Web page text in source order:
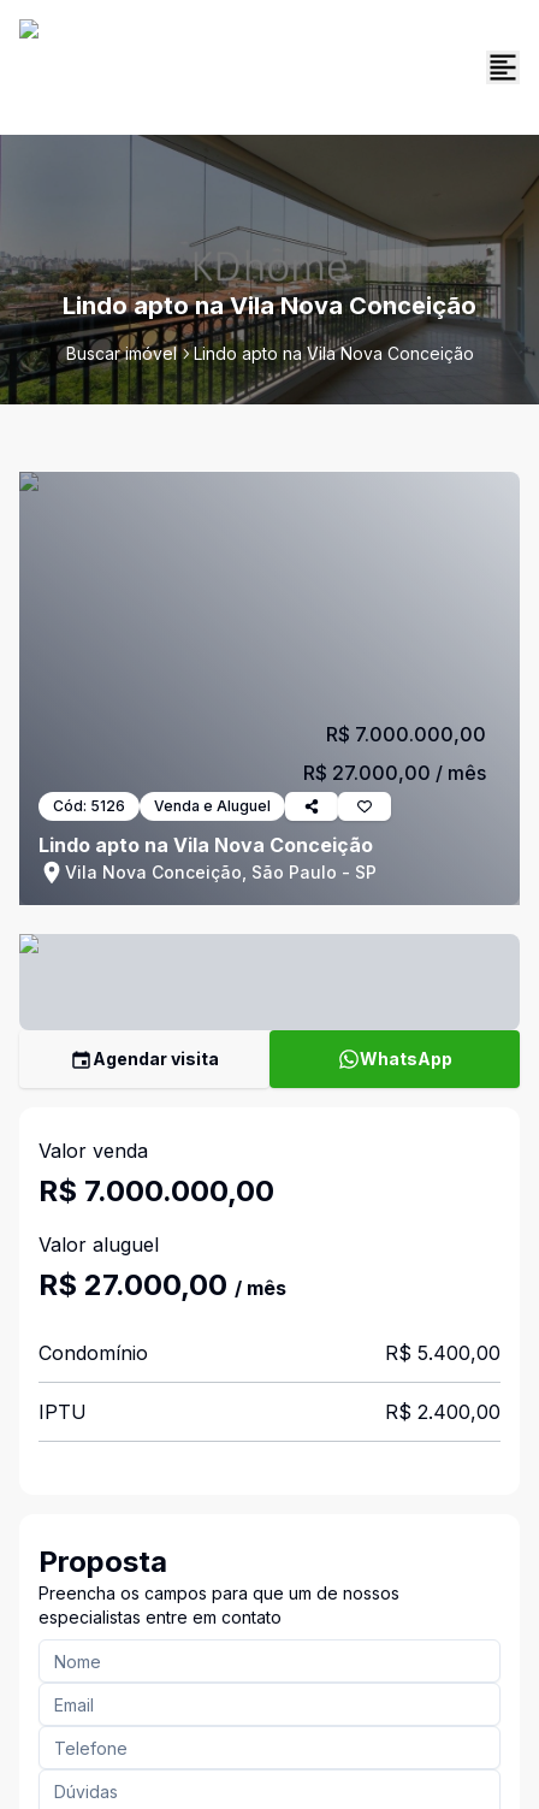
Lindo apto na Vila Nova Conceição
Buscar imóvel Lindo apto na Vila Nova Conceição
Cód: 5126 Venda e Aluguel
Lindo apto na Vila Nova Conceição
Vila Nova Conceição, São Paulo - SP
R$ 7.000.000,00
R$ 27.000,00 / mês
Agendar visita WhatsApp
Valor venda
R$ 7.000.000,00
Valor aluguel
R$ 27.000,00 / mês
Condomínio R$ 5.400,00
IPTU R$ 2.400,00
Proposta
Preencha os campos para que um de nossos
especialistas entre em contato